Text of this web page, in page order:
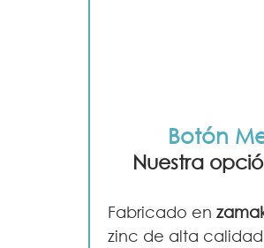
Botón
Nuestra
Fabricado en
zinc de alta